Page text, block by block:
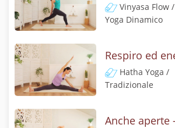
Vinyasa Flow /
Yoga Dinamico
Hatha Yoga /
Tradizionale